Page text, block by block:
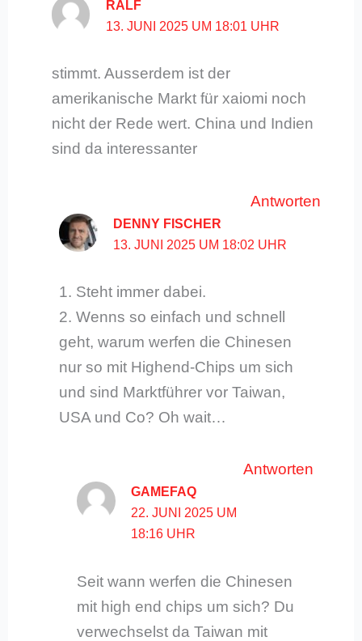
RALF
13. JUNI 2025 UM 18:01 UHR
stimmt. Ausserdem ist der
amerikanische Markt für xaiomi noch
nicht der Rede wert. China und Indien
sind da interessanter
Antworten
DENNY FISCHER
13. JUNI 2025 UM 18:02 UHR
1. Steht immer dabei.
2. Wenns so einfach und schnell
geht, warum werfen die Chinesen
nur so mit Highend-Chips um sich
und sind Marktführer vor Taiwan,
USA und Co? Oh wait…
Antworten
GAMEFAQ
22. JUNI 2025 UM
18:16 UHR
Seit wann werfen die Chinesen
mit high end chips um sich? Du
verwechselst da Taiwan mit